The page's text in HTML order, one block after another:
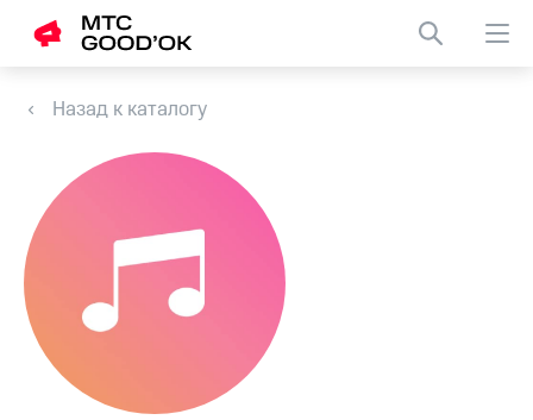
Назад к каталогу